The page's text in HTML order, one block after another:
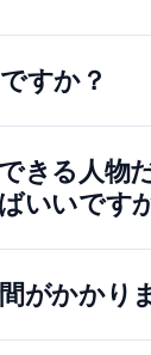
すか？
きる人物
いいです
がかかり